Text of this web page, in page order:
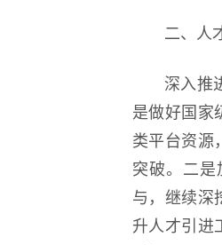
二、人
深入推
是做好国家
类平台资源
突破。二是
与，继续深
升人才引进